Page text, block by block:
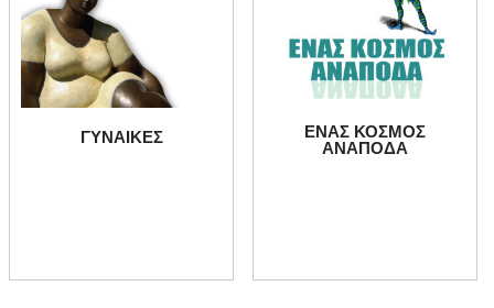
ΓΥΝΑΙΚΕΣ
ΕΝΑΣ ΚΟΣΜΟΣ
ΑΝΑΠΟΔΑ